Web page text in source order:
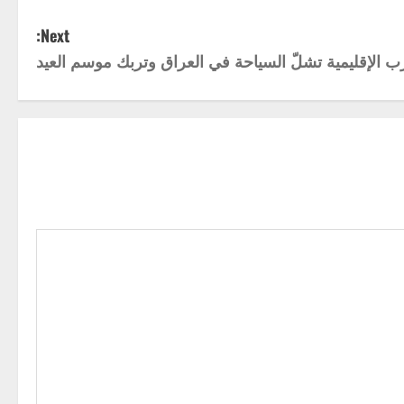
Next:
الإقليمية تشلّ السياحة في العراق وتربك موسم العيد